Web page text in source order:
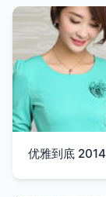
优雅到底